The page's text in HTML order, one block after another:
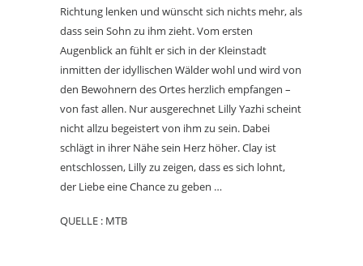
Richtung lenken und wünscht sich nichts mehr, als
dass sein Sohn zu ihm zieht. Vom ersten
Augenblick an fühlt er sich in der Kleinstadt
inmitten der idyllischen Wälder wohl und wird von
den Bewohnern des Ortes herzlich empfangen –
von fast allen. Nur ausgerechnet Lilly Yazhi scheint
nicht allzu begeistert von ihm zu sein. Dabei
schlägt in ihrer Nähe sein Herz höher. Clay ist
entschlossen, Lilly zu zeigen, dass es sich lohnt,
der Liebe eine Chance zu geben …
QUELLE : MTB